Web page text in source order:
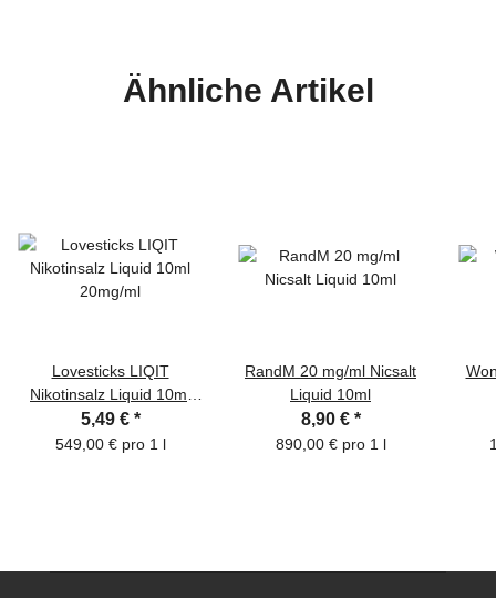
Ähnliche Artikel
Lovesticks LIQIT
Nikotinsalz Liquid 10ml
20mg/ml
5,49 € *
549,00 € pro 1 l
RandM 20 mg/ml Nicsalt
Liquid 10ml
8,90 € *
890,00 € pro 1 l